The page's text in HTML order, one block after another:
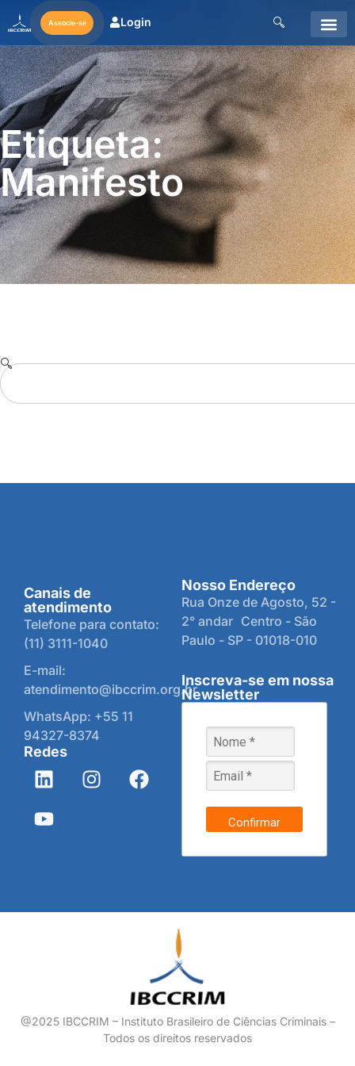
Associe-se Login
Etiqueta:
Manifesto
Canais de
atendimento
Telefone para contato:
(11) 3111-1040
E-mail:
atendimento@ibccrim.org.br
WhatsApp: +55 11
94327-8374
Redes
Nosso Endereço
Rua Onze de Agosto, 52 -
2° andar Centro - São
Paulo - SP - 01018-010
Inscreva-se em nossa
Newsletter
Confirmar
@2025 IBCCRIM – Instituto Brasileiro de Ciências Criminais –
Todos os direitos reservados